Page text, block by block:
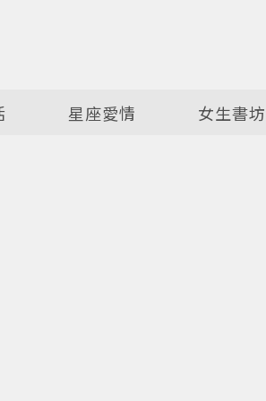
星座愛情 女生書坊